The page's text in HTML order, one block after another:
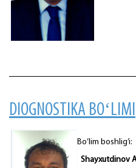
DIOGNOSTIKA BOʻLIMI
Bo’lim boshlig’i:
Shayxutdinov